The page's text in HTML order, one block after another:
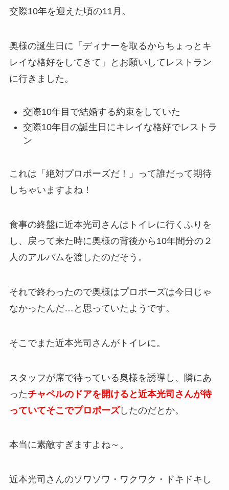
交際10年を迎えた頃の11月。
奥様の誕生日に「ディナーを取るからちょっとキ
レイな格好をしてきて」とお願いしてレストラン
に行きました。
交際10年目で結婚する約束をしていた
交際10年目の誕生日にキレイな格好でレストラ
ン
これは「絶対プロポーズだ！」って誰だって期待
しちゃいますよね！
食事の終盤に近本光司さんはトイレに行くふりを
し、戻って来た時に奥様の背後から10年間分の２
人のアルバムを渡したのだそう。
それで終わったので奥様はプロポーズは今日じゃ
なかったんだ…と思っていたようです。
そこでまた近本光司さんがトイレに。
スタッフが席で待っている奥様を誘導し、隣にあ
ったチャペルのドアを開けると近本光司さんが待
っていてそこでプロポーズしたのだとか。
本当に素敵すぎますよね～。
近本光司さんのソワソワ・ワクワク・ドキドキし